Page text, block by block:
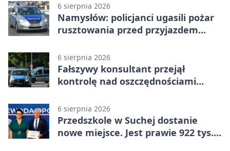
6 sierpnia 2026
Namysłów: policjanci ugasili pożar
rusztowania przed przyjazdem
6 sierpnia 2026
Fałszywy konsultant przejął
kontrolę nad oszczędnościami
6 sierpnia 2026
Przedszkole w Suchej dostanie
nowe miejsce. Jest prawie 922 tys.